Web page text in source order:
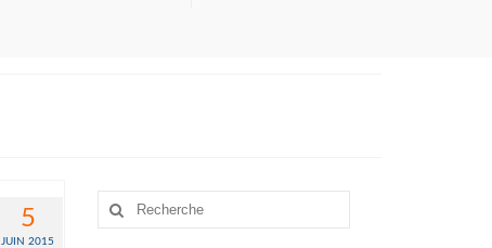
5
JUIN 2015
Rechercher